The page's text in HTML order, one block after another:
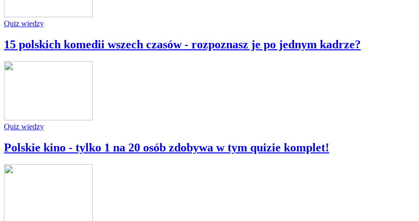
Quiz wiedzy
15 polskich komedii wszech czasów - rozpoznasz je po jednym kadrze?
Quiz wiedzy
Polskie kino - tylko 1 na 20 osób zdobywa w tym quizie komplet!